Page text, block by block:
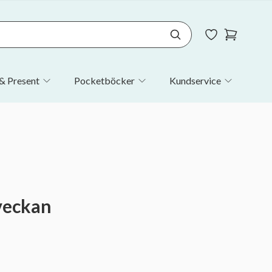
Present Pocketböcker Kundservice